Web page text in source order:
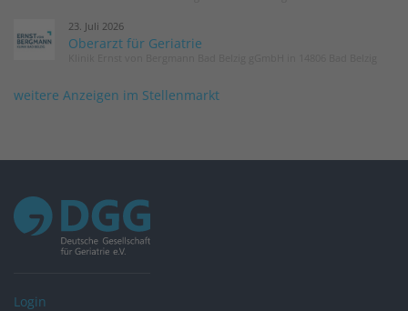
23. Juli 2026
Oberarzt für Geriatrie
weitere Anzeigen im Stellenmarkt
Login